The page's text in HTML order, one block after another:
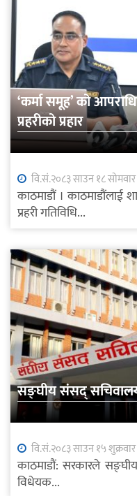
‘कर्मा समूह’ को
प्रहरीको प्रहार
वि.सं.२०८३ साउन १८
काठमाडौं । काठमाडौंलाई
प्रहरी गतिविधि...
सङ्घीय संसद्
वि.सं.२०८३ साउन १५
काठमाडौं: सरकारले
विधेयक...